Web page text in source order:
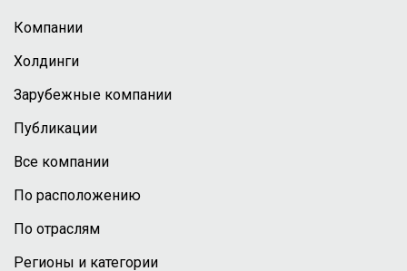
Компании
Холдинги
Зарубежные компании
Публикации
Все компании
По расположению
По отраслям
Регионы и категории